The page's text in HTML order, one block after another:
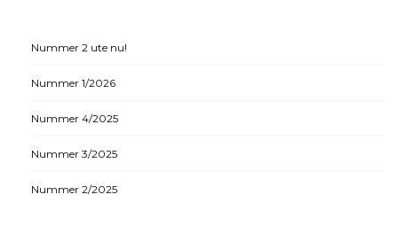
Nummer 2 ute nu!
Nummer 1/2026
Nummer 4/2025
Nummer 3/2025
Nummer 2/2025